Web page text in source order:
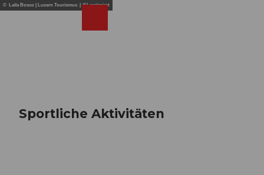
Z
© Laila Bosco | Luzern Tourismus | KI-optimiert
Sportliche Aktivitäten